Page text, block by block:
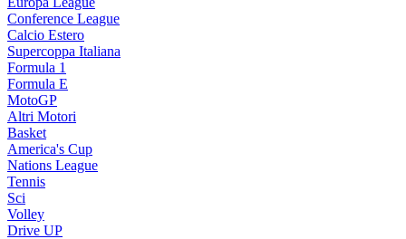
Conference League
Calcio Estero
Supercoppa Italiana
Formula 1
Formula E
MotoGP
Altri Motori
Basket
America's Cup
Nations League
Tennis
Sci
Volley
Drive UP